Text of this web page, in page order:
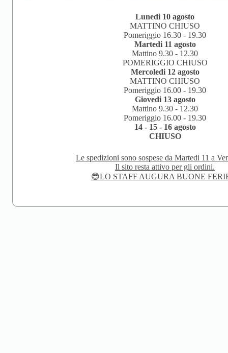
Lunedi 10 agosto
MATTINO CHIUSO
Pomeriggio 16.30 - 19.30
Martedi 11 agosto
Mattino 9.30 - 12.30
POMERIGGIO CHIUSO
Mercoledi 12 agosto
MATTINO CHIUSO
Pomeriggio 16.00 - 19.30
Giovedi 13 agosto
Mattino 9.30 - 12.30
Pomeriggio 16.00 - 19.30
14 - 15 - 16 agosto
CHIUSO
Le spedizioni sono sospese da Martedi 11 a
Il sito resta attivo per gli ordini.
😎LO STAFF AUGURA BUONE